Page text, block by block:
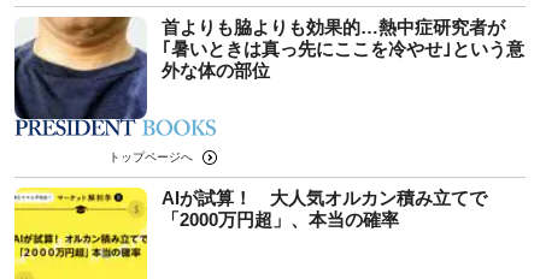
首よりも脇よりも効果的…熱中症研究者が
｢暑いときは真っ先にここを冷やせ｣という意
外な体の部位
トップページへ
AIが試算！ 大人気オルカン積み立てで
「2000万円超」、本当の確率